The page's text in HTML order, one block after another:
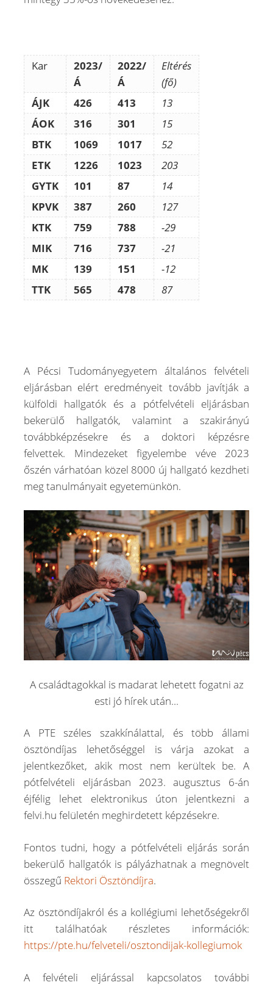
Kar
2023/
Á
2022/
Á
Eltérés
(fő)
ÁJK
426 413
13
ÁOK
316 301
15
BTK
1069 1017
52
ETK
1226 1023
203
GYTK
101 87
14
KPVK
387 260
127
KTK
759 788
-29
MIK
716 737
-21
MK
139 151
-12
TTK
565 478 87
A Pécsi Tudományegyetem általános felvételi
eljárásban elért eredményeit tovább javítják a
külföldi hallgatók és a pótfelvételi eljárásban
bekerülő hallgatók, valamint a szakirányú
továbbképzésekre és a doktori képzésre
felvettek. Mindezeket figyelembe véve 2023
őszén várhatóan közel 8000 új hallgató kezdheti
meg tanulmányait egyetemünkön.
A családtagokkal is madarat lehetett fogatni az
esti jó hírek után...
A PTE széles szakkínálattal, és több állami
ösztöndíjas lehetőséggel is várja azokat a
jelentkezőket, akik most nem kerültek be. A
pótfelvételi eljárásban 2023. augusztus 6-án
éjfélig lehet elektronikus úton jelentkezni a
felvi.hu felületén meghirdetett képzésekre.
Fontos tudni, hogy a pótfelvételi eljárás során
bekerülő hallgatók is pályázhatnak a megnövelt
összegű Rektori Ösztöndíjra.
Az ösztöndíjakról és a kollégiumi lehetőségekről
itt találhatóak részletes információk:
https://pte.hu/felveteli/osztondijak-kollegiumok
A felvételi eljárással kapcsolatos további